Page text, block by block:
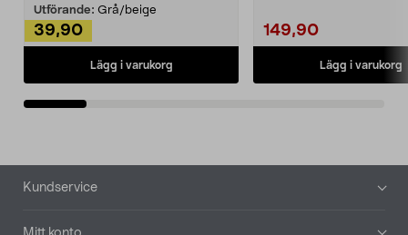
Utförande: Grå/beige
39,90
Lägg i varukorg
149,90
Lägg i varukorg
Sidfot
Kundservice